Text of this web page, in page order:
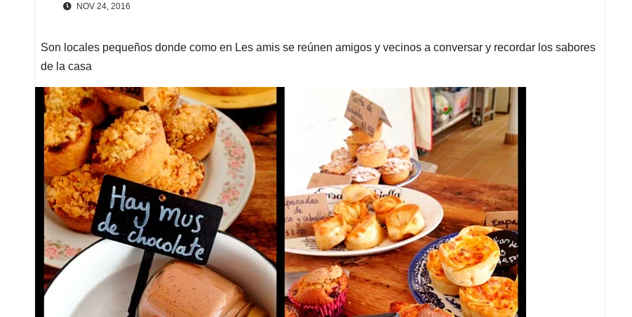
NOV 24, 2016
Son locales pequeños donde como en Les amis se reúnen amigos y vecinos a conversar y recordar los sabores
de la casa